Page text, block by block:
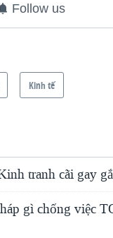
Follow us
Kinh tế
tranh cãi gay
gì chống việc